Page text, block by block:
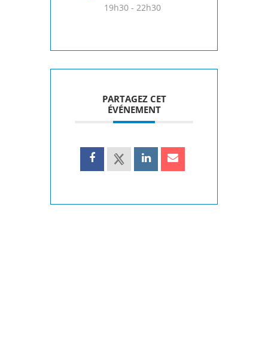
19h30 - 22h30
PARTAGEZ CET
ÉVÉNEMENT